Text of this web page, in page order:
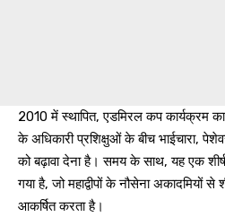
2010 में स्थापित, एडमिरल कप कार्यक्रम का
के अधिकारी प्रशिक्षुओं के बीच भाईचारा,
को बढ़ावा देना है। समय के साथ, यह एक शीर्ष
गया है, जो महाद्वीपों के नौसेना अकादमियों से
आकर्षित करता है।